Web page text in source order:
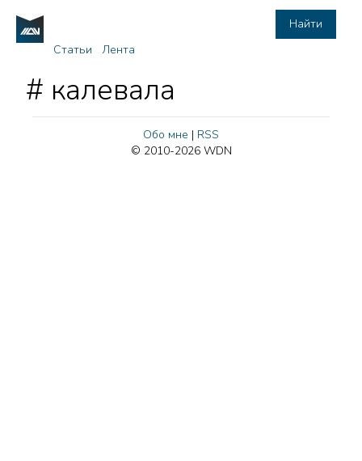
Найти
Статьи
Лента
# калевала
Обо мне | RSS
© 2010-2026 WDN